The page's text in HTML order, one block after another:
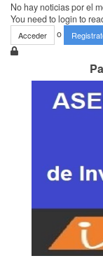
No hay noticias por el
You need to login to
Acceder o